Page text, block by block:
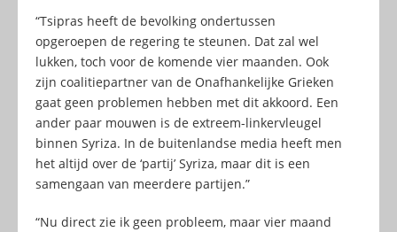
“Tsipras heeft de bevolking ondertussen
opgeroepen de regering te steunen. Dat zal wel
lukken, toch voor de komende vier maanden. Ook
zijn coalitiepartner van de Onafhankelijke Grieken
gaat geen problemen hebben met dit akkoord. Een
ander paar mouwen is de extreem-linkervleugel
binnen Syriza. In de buitenlandse media heeft men
het altijd over de ‘partij’ Syriza, maar dit is een
samengaan van meerdere partijen.”
“Nu direct zie ik geen probleem, maar vier maand